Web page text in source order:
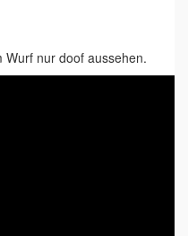
Wurf nur doof aussehen.